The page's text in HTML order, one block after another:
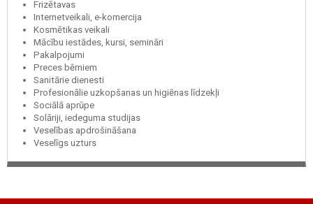
Frizētavas
Internetveikali, e-komercija
Kosmētikas veikali
Mācību iestādes, kursi, semināri
Pakalpojumi
Preces bērniem
Sanitārie dienesti
Profesionālie uzkopšanas un higiēnas līdzekļi
Sociālā aprūpe
Solāriji, iedeguma studijas
Veselības apdrošināšana
Veselīgs uzturs